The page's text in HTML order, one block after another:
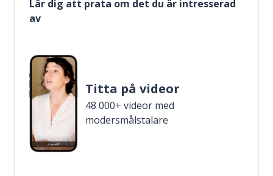
Lär dig att prata om det du är intresserad
av
Titta på videor
48 000+ videor med
modersmålstalare